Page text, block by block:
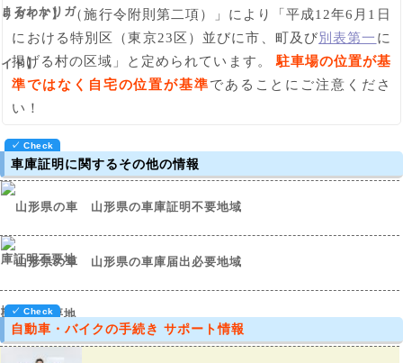
（施行令附則第二項）」により「平成12年6月1日
における特別区（東京23区）並びに市、町及び別表第一 に
掲げる村の区域」と定められています。駐車場の位置が基
準ではなく自宅の位置が基準であることにご注意くださ
い！
車庫証明に関するその他の情報
山形県の車庫証明不要地域
山形県の車庫届出必要地域
自動車・バイクの手続き サポート情報